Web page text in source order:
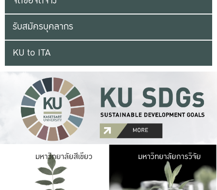
รับสมัครบุคลากร
KU to ITA
มหาวิทยาลัยสีเขียว มหาวิ
มีพื้นที่เขียวสดใส
เป็นป่าในเมือง เกษต
มหาวิทยาลัยการวิจัย